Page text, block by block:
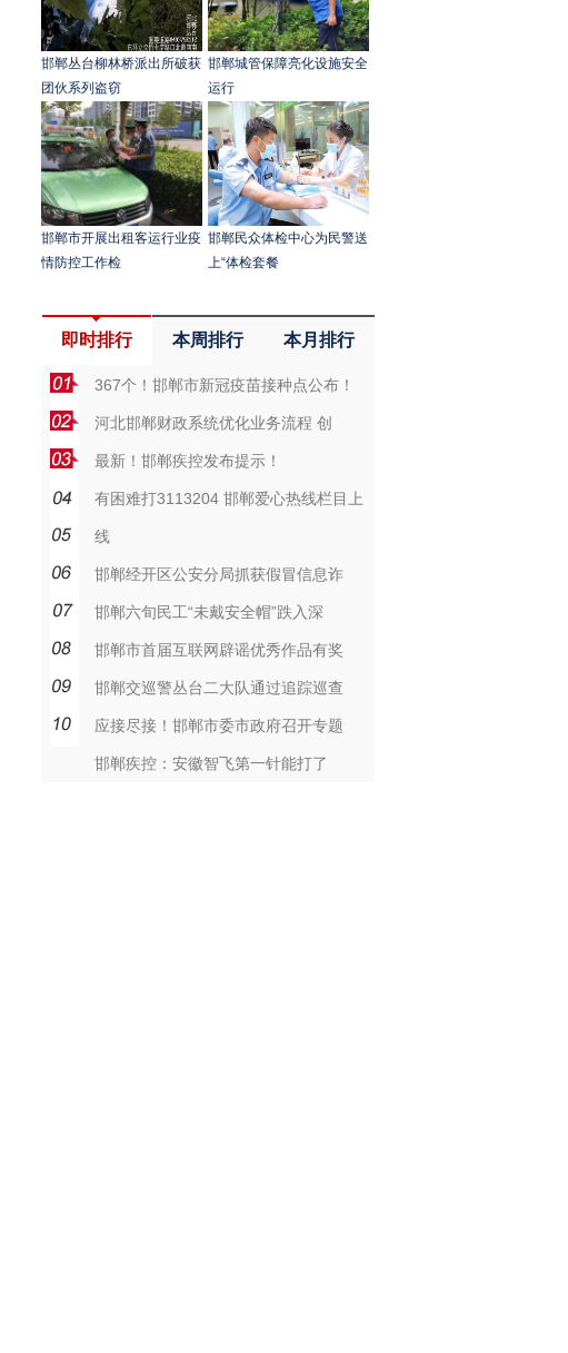
邯郸丛台柳林桥派出所破获
团伙系列盗窃
邯郸城管保障亮化设施安全
运行
邯郸市开展出租客运行业疫
情防控工作检
邯郸民众体检中心为民警送
上“体检套餐
即时排行 本周排行 本月排行
367个！邯郸市新冠疫苗接种点公布！
河北邯郸财政系统优化业务流程 创
最新！邯郸疾控发布提示！
有困难打3113204 邯郸爱心热线栏目上
线
邯郸经开区公安分局抓获假冒信息诈
邯郸六旬民工“未戴安全帽”跌入深
邯郸市首届互联网辟谣优秀作品有奖
邯郸交巡警丛台二大队通过追踪巡查
应接尽接！邯郸市委市政府召开专题
邯郸疾控：安徽智飞第一针能打了